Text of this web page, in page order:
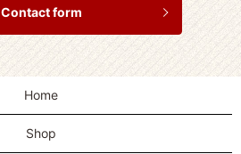
Contact form
Home
Shop